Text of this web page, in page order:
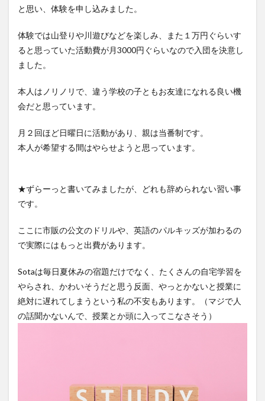
と思い、体験を申し込みました。
体験では山登りや川遊びなどを楽しみ、また１万円ぐらいす
ると思っていた活動費が月3000円ぐらいなので入団を決意し
ました。
本人はノリノリで、違う学校の子ともお友達になれる良い機
会だと思っています。
月２回ほど日曜日に活動があり、親は当番制です。
本人が希望する間はやらせようと思っています。
★ずらーっと書いてみましたが、どれも辞められない習い事
です。
ここに市販の公文のドリルや、英語のパルキッズが加わるの
で実際にはもっと出費があります。
Sotaは毎日夏休みの宿題だけでなく、たくさんの自宅学習を
やらされ、かわいそうだと思う反面、やっとかないと授業に
絶対に遅れてしまうという私の不安もあります。（マジで人
の話聞かないんで、授業とか頭に入ってこなさそう）